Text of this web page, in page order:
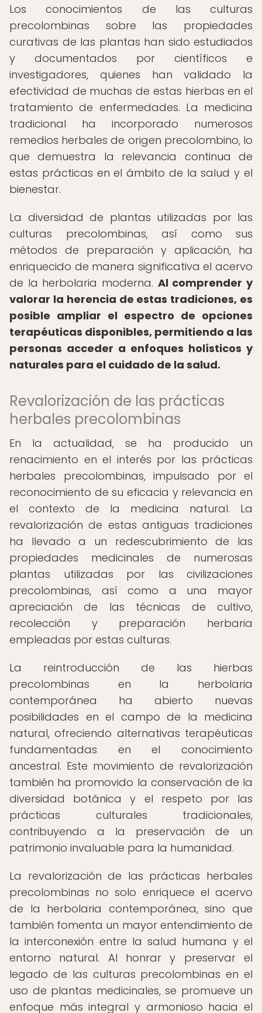
Los conocimientos de las culturas
precolombinas sobre las propiedades
curativas de las plantas han sido estudiados
y documentados por científicos e
investigadores, quienes han validado la
efectividad de muchas de estas hierbas en el
tratamiento de enfermedades. La medicina
tradicional ha incorporado numerosos
remedios herbales de origen precolombino, lo
que demuestra la relevancia continua de
estas prácticas en el ámbito de la salud y el
bienestar.
La diversidad de plantas utilizadas por las
culturas precolombinas, así como sus
métodos de preparación y aplicación, ha
enriquecido de manera significativa el acervo
de la herbolaria moderna. Al comprender y
valorar la herencia de estas tradiciones, es
posible ampliar el espectro de opciones
terapéuticas disponibles, permitiendo a las
personas acceder a enfoques holísticos y
naturales para el cuidado de la salud.
Revalorización de las prácticas
herbales precolombinas
En la actualidad, se ha producido un
renacimiento en el interés por las prácticas
herbales precolombinas, impulsado por el
reconocimiento de su eficacia y relevancia en
el contexto de la medicina natural. La
revalorización de estas antiguas tradiciones
ha llevado a un redescubrimiento de las
propiedades medicinales de numerosas
plantas utilizadas por las civilizaciones
precolombinas, así como a una mayor
apreciación de las técnicas de cultivo,
recolección y preparación herbaria
empleadas por estas culturas.
La reintroducción de las hierbas
precolombinas en la herbolaria
contemporánea ha abierto nuevas
posibilidades en el campo de la medicina
natural, ofreciendo alternativas terapéuticas
fundamentadas en el conocimiento
ancestral. Este movimiento de revalorización
también ha promovido la conservación de la
diversidad botánica y el respeto por las
prácticas culturales tradicionales,
contribuyendo a la preservación de un
patrimonio invaluable para la humanidad.
La revalorización de las prácticas herbales
precolombinas no solo enriquece el acervo
de la herbolaria contemporánea, sino que
también fomenta un mayor entendimiento de
la interconexión entre la salud humana y el
entorno natural. Al honrar y preservar el
legado de las culturas precolombinas en el
uso de plantas medicinales, se promueve un
enfoque más integral y armonioso hacia el